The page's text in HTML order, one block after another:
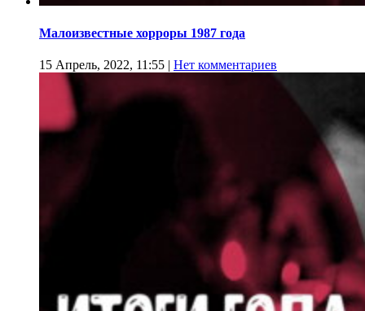
Малоизвестные хорроры 1987 года
15 Апрель, 2022, 11:55 | Нет комментариев